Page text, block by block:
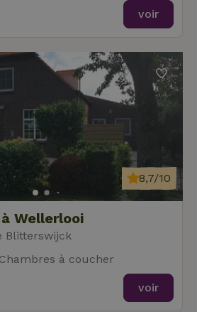
voir
Wellerlooi
Blitterswijck
8,7/10
à coucher
voir